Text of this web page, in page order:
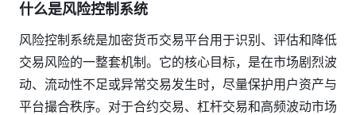
什么是风险控制系统
风险控制系统是加密货币交易平台用于识别、评估和降低
交易风险的一整套机制。它的核心目标，是在市场剧烈波
动、流动性不足或异常交易发生时，尽量保护用户资产与
平台撮合秩序。对于合约交易、杠杆交易和高频波动市场